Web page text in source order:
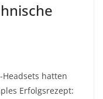
hatten
Erfolgsrezept: